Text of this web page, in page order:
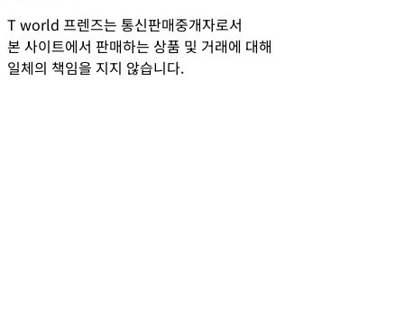
T world 프렌즈는 통신판매중개자로서
본 사이트에서 판매하는 상품 및 거래에 대해
일체의 책임을 지지 않습니다.